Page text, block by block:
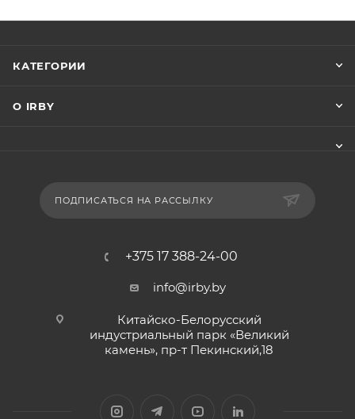
КАТЕГОРИИ
О IRBY
ПОДПИСАТЬСЯ НА РАССЫЛКУ
+375 17 388-24-00
info@irby.by
Китайско-Белорусский
индустриальный парк «Великий
камень», пр-т Пекинский,18